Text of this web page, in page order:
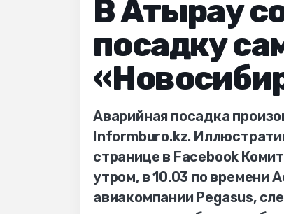
В Атырау
посадку
Аварийная посадка
Informburo.kz.
странице в Facebook
утром, в 10.03 по времени
авиакомпании Pegasus,